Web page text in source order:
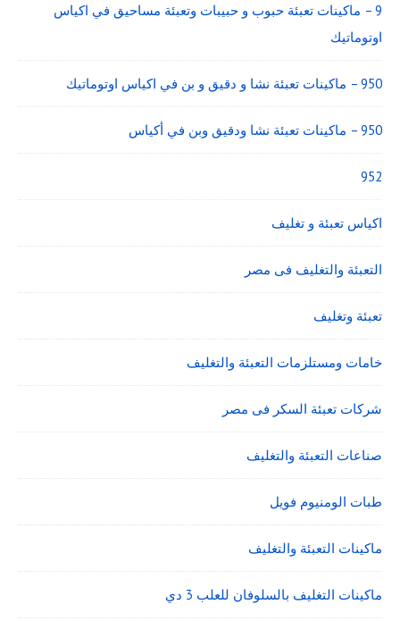
9 – ماكينات تعبئة حبوب و حبيبات وتعبئة مساحيق في اكياس
اوتوماتيك
950 – ماكينات تعبئة نشا و دقيق و بن في اكياس اوتوماتيك
950 – ماكينات تعبئة نشا ودقيق وبن في أكياس
952
اكياس تعبئة و تغليف
التعبئة والتغليف فى مصر
تعبئة وتغليف
خامات ومستلزمات التعبئة والتغليف
شركات تعبئة السكر فى مصر
صناعات التعبئة والتغليف
طبات الومنيوم فويل
ماكينات التعبئة والتغليف
ماكينات التغليف بالسلوفان للعلب 3 دي